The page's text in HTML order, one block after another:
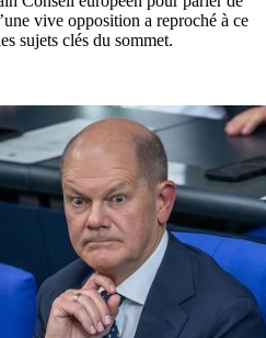
vive opposition a reproché à ce
sujets clés du sommet.